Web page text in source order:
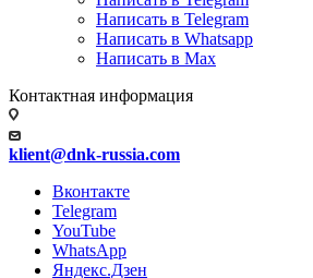
Написать в Telegram
Написать в Whatsapp
Написать в Max
Контактная информация
klient@dnk-russia.com
Вконтакте
Telegram
YouTube
WhatsApp
Яндекс.Дзен